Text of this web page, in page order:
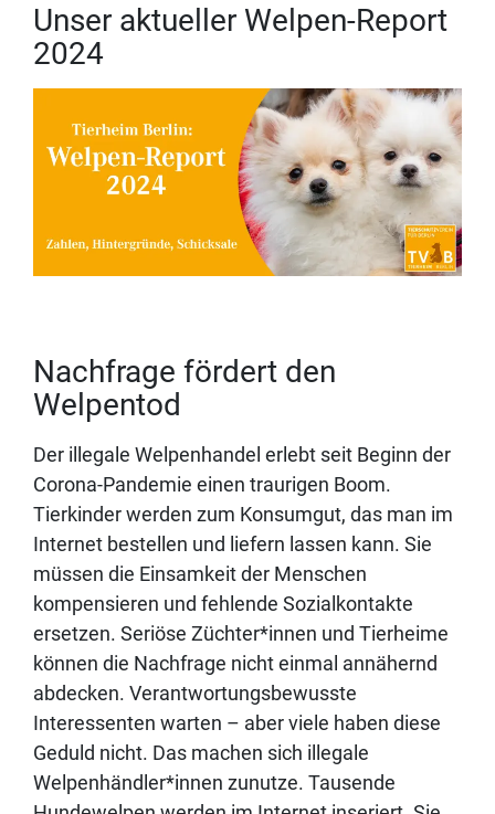
Unser aktueller Welpen-Report
2024
Nachfrage fördert den
Welpentod
Der illegale Welpenhandel erlebt seit Beginn der
Corona-Pandemie einen traurigen Boom.
Tierkinder werden zum Konsumgut, das man im
Internet bestellen und liefern lassen kann. Sie
müssen die Einsamkeit der Menschen
kompensieren und fehlende Sozialkontakte
ersetzen. Seriöse Züchter*innen und Tierheime
können die Nachfrage nicht einmal annähernd
abdecken. Verantwortungsbewusste
Interessenten warten – aber viele haben diese
Geduld nicht. Das machen sich illegale
Welpenhändler*innen zunutze. Tausende